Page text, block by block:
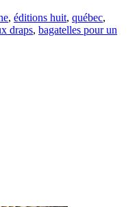
, éditions huit, québec,
draps, bagatelles pour un